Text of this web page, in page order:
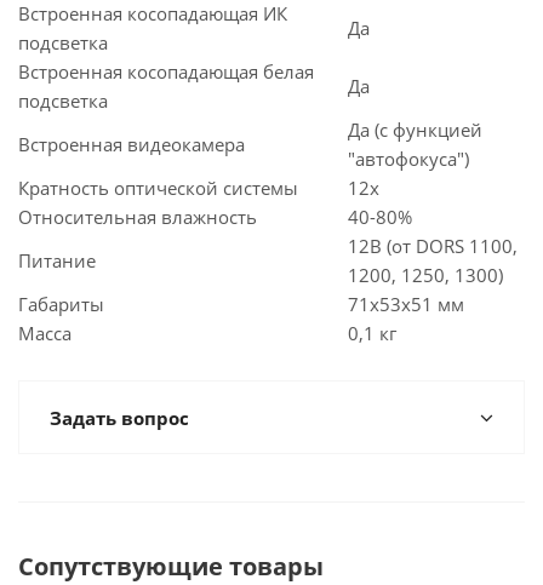
Встроенная косопадающая ИК
подсветка
Да
Встроенная косопадающая белая
подсветка
Да
Встроенная видеокамера
Да (с функцией
"автофокуса")
Кратность оптической системы
12х
Относительная влажность
40-80%
Питание
12В (от DORS 1100,
1200, 1250, 1300)
Габариты
71х53х51 мм
Масса
0,1 кг
Задать вопрос
Сопутствующие товары